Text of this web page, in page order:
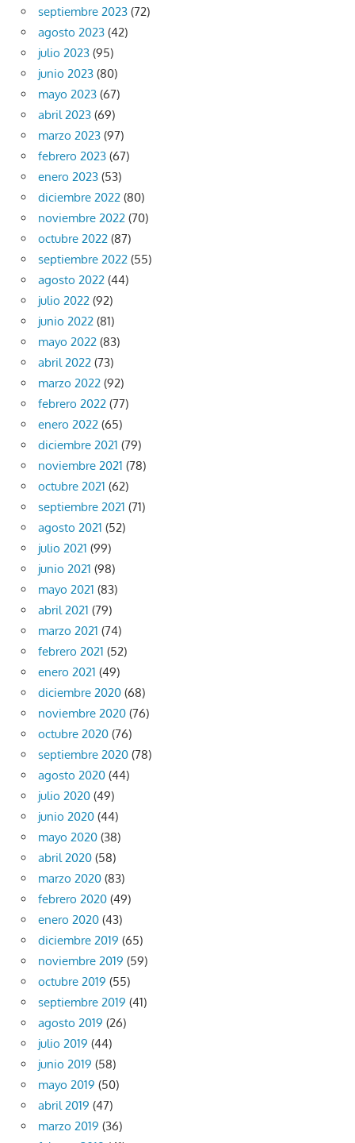
septiembre 2023 (72)
agosto 2023 (42)
julio 2023 (95)
junio 2023 (80)
mayo 2023 (67)
abril 2023 (69)
marzo 2023 (97)
febrero 2023 (67)
enero 2023 (53)
diciembre 2022 (80)
noviembre 2022 (70)
octubre 2022 (87)
septiembre 2022 (55)
agosto 2022 (44)
julio 2022 (92)
junio 2022 (81)
mayo 2022 (83)
abril 2022 (73)
marzo 2022 (92)
febrero 2022 (77)
enero 2022 (65)
diciembre 2021 (79)
noviembre 2021 (78)
octubre 2021 (62)
septiembre 2021 (71)
agosto 2021 (52)
julio 2021 (99)
junio 2021 (98)
mayo 2021 (83)
abril 2021 (79)
marzo 2021 (74)
febrero 2021 (52)
enero 2021 (49)
diciembre 2020 (68)
noviembre 2020 (76)
octubre 2020 (76)
septiembre 2020 (78)
agosto 2020 (44)
julio 2020 (49)
junio 2020 (44)
mayo 2020 (38)
abril 2020 (58)
marzo 2020 (83)
febrero 2020 (49)
enero 2020 (43)
diciembre 2019 (65)
noviembre 2019 (59)
octubre 2019 (55)
septiembre 2019 (41)
agosto 2019 (26)
julio 2019 (44)
junio 2019 (58)
mayo 2019 (50)
abril 2019 (47)
marzo 2019 (36)